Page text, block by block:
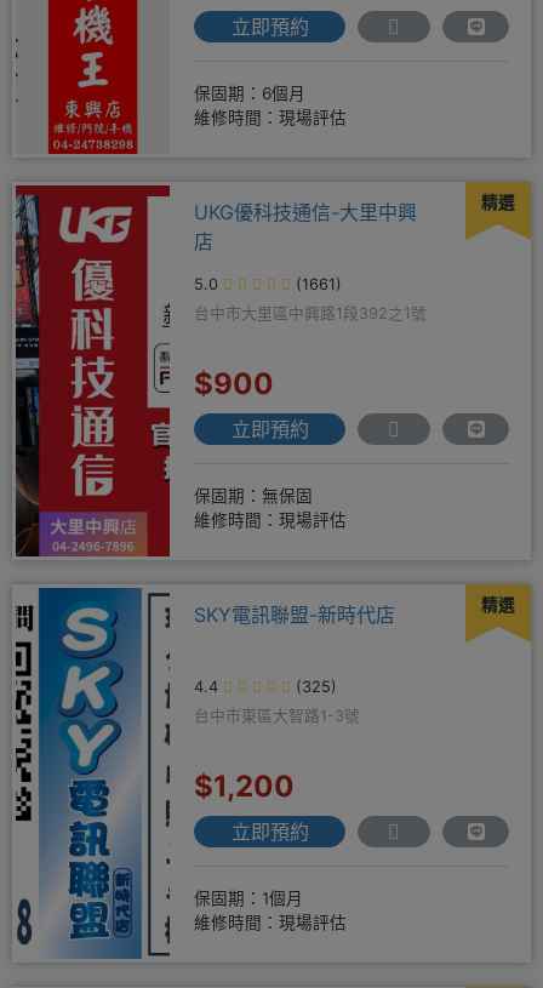
立即預約
保固期：6個月
維修時間：現場評估
精選
UKG優科技通信-大里中興
店
5.0
(1661)
台中市大里區中興路1段392之1號
$900
立即預約
保固期：無保固
維修時間：現場評估
精選
SKY電訊聯盟-新時代店
4.4
(325)
台中市東區大智路1-3號
$1,200
立即預約
保固期：1個月
維修時間：現場評估